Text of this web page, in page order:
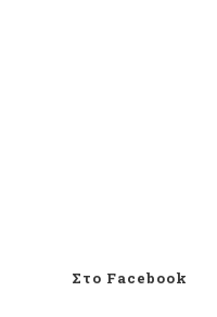
Στο Facebook